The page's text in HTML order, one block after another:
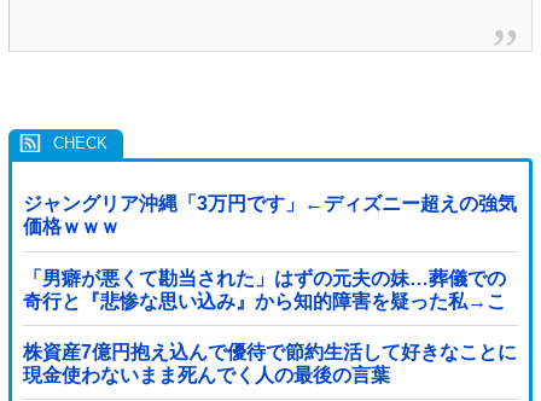
ジャングリア沖縄「3万円です」←ディズニー超えの強気
価格ｗｗｗ
「男癖が悪くて勘当された」はずの元夫の妹…葬儀での
奇行と『悲惨な思い込み』から知的障害を疑った私→こ
っそり病院へ誘導し行政保護させた話
株資産7億円抱え込んで優待で節約生活して好きなことに
現金使わないまま死んでく人の最後の言葉